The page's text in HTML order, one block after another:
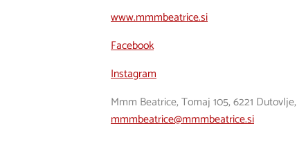
www.mmmbeatrice.si
Facebook
Instagram
Mmm Beatrice, Tomaj 105, 6221 Dutovlje,
mmmbeatrice@mmmbeatrice.si